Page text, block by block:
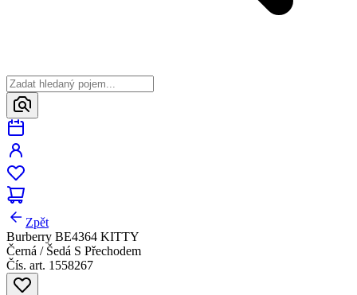
Zpět
Burberry BE4364 KITTY
Černá / Šedá S Přechodem
Čís. art. 1558267